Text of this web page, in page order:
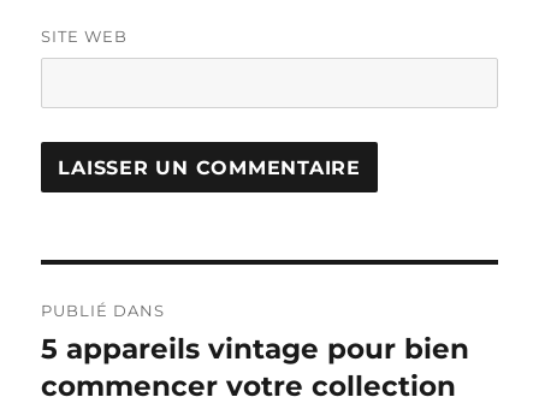
SITE WEB
de
l’article
PUBLIÉ DANS
5 appareils vintage pour bien
commencer votre collection